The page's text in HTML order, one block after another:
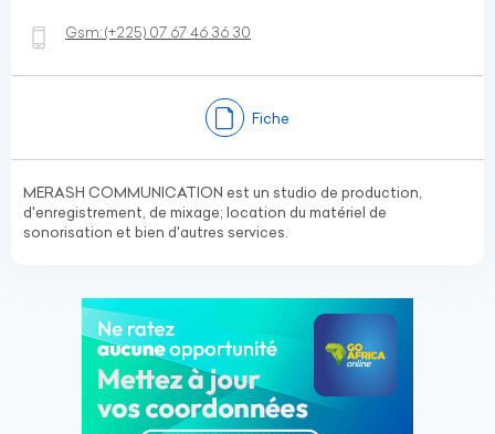
Gsm:(+225) 07 67 46 36 30
Fiche
MERASH COMMUNICATION est un studio de production,
d'enregistrement, de mixage; location du matériel de
sonorisation et bien d'autres services.